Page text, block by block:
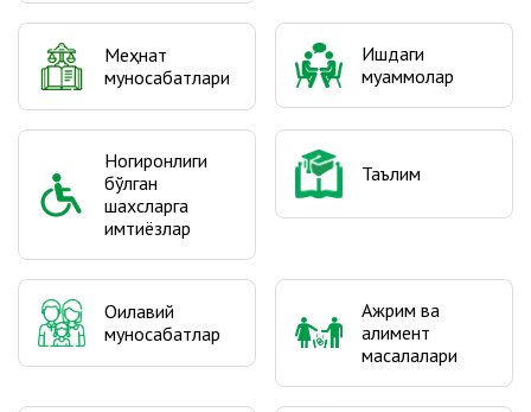
Меҳнат
муносабатлари
Ишдаги
муаммолар
Ногиронлиги
бўлган
шахсларга
имтиёзлар
Таълим
Оилавий
муносабатлар
Ажрим ва
алимент
масалалари